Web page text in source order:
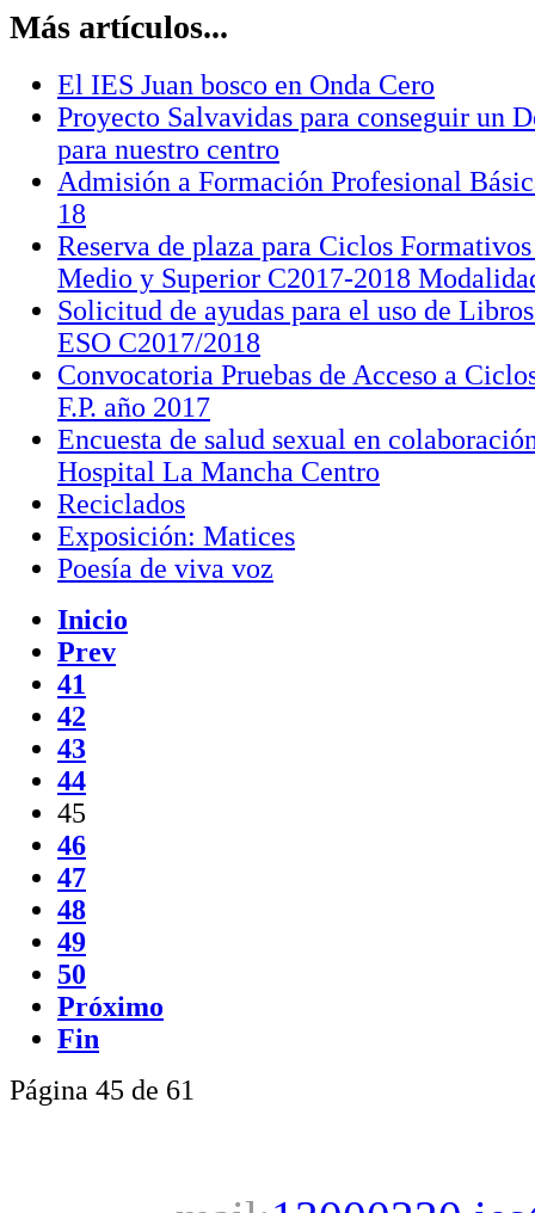
Más artículos...
El IES Juan bosco en Onda Cero
Proyecto Salvavidas para conseguir un
para nuestro centro
Admisión a Formación Profesional
18
Reserva de plaza para Ciclos
Medio y Superior C2017-2018
Solicitud de ayudas para el uso de
ESO C2017/2018
Convocatoria Pruebas de Acceso a
F.P. año 2017
Encuesta de salud sexual en
Hospital La Mancha Centro
Reciclados
Exposición: Matices
Poesía de viva voz
Inicio
Prev
41
42
43
44
45
46
47
48
49
50
Próximo
Fin
Página 45 de 61